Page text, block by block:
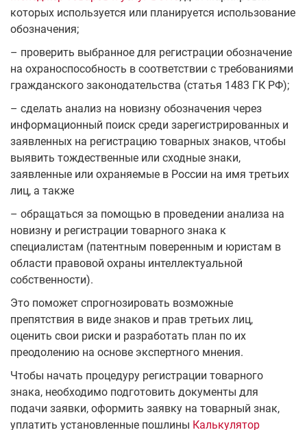
которых используется или планируется использование
обозначения;
– проверить выбранное для регистрации обозначение
на охраноспособность в соответствии с требованиями
гражданского законодательства (статья 1483 ГК РФ);
– сделать анализ на новизну обозначения через
информационный поиск среди зарегистрированных и
заявленных на регистрацию товарных знаков, чтобы
выявить тождественные или сходные знаки,
заявленные или охраняемые в России на имя третьих
лиц, а также
– обращаться за помощью в проведении анализа на
новизну и регистрации товарного знака к
специалистам (патентным поверенным и юристам в
области правовой охраны интеллектуальной
собственности).
Это поможет спрогнозировать возможные
препятствия в виде знаков и прав третьих лиц,
оценить свои риски и разработать план по их
преодолению на основе экспертного мнения.
Чтобы начать процедуру регистрации товарного
знака, необходимо подготовить документы для
подачи заявки, оформить заявку на товарный знак,
уплатить установленные пошлины Калькулятор